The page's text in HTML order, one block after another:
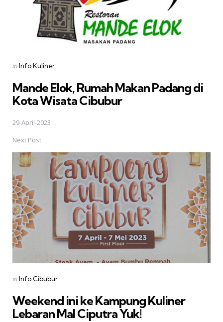
Posted
inInfo Kuliner
Mande Elok, Rumah Makan Padang di
Kota Wisata Cibubur
29-April-2023
Next Post
Posted
inInfo Cibubur
Weekend ini ke Kampung Kuliner
Lebaran Mal Ciputra Yuk!